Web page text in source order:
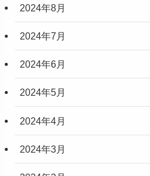
2024年8月
2024年7月
2024年6月
2024年5月
2024年4月
2024年3月